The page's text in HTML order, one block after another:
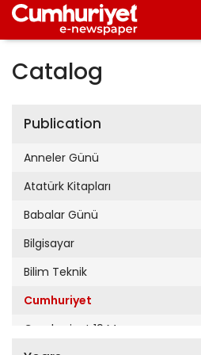
Catalog
Publication
Anneler Günü
Atatürk Kitapları
Babalar Günü
Bilgisayar
Bilim Teknik
Cumhuriyet
Cumhuriyet 19 Mayıs